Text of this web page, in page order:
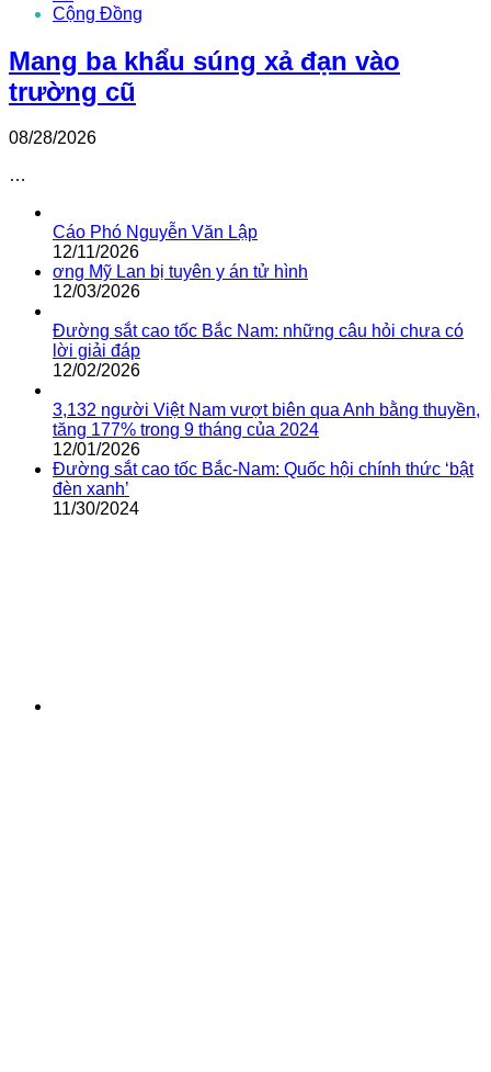
Cộng Đồng
Mang ba khẩu súng xả đạn vào
trường cũ
08/28/2026
…
Cáo Phó Nguyễn Văn Lập
12/11/2026
ơng Mỹ Lan bị tuyên y án tử hình
12/03/2026
Đường sắt cao tốc Bắc Nam: những câu hỏi chưa có
lời giải đáp
12/02/2026
3,132 người Việt Nam vượt biên qua Anh bằng thuyền,
tăng 177% trong 9 tháng của 2024
12/01/2026
Đường sắt cao tốc Bắc-Nam: Quốc hội chính thức ‘bật
đèn xanh’
11/30/2024